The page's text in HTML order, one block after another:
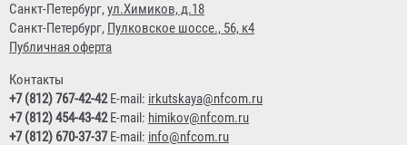
Санкт-Петербург,ул.Химиков, д.18
Санкт-Петербург, Пулковское шоссе., 56, к4
Публичная оферта
Контакты
+7 (812) 767-42-42E-mail: irkutskaya@nfcom.ru
+7 (812) 454-43-42E-mail: himikov@nfcom.ru
+7 (812) 670-37-37E-mail: info@nfcom.ru